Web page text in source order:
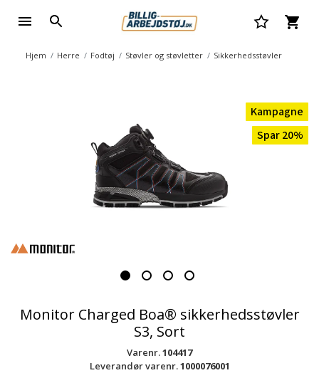
Hjem Herre Fodtøj Støvler og støvletter Sikkerhedsstøvler
Kampagne
Spar 20%
Monitor Charged Boa® sikkerhedsstøvler
S3, Sort
Varenr.104417
Leverandør varenr.1000076001